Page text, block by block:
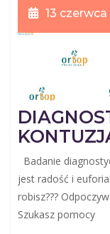
13 czerwca
Badanie
jest radość i
robisz???
Szukasz pomocy